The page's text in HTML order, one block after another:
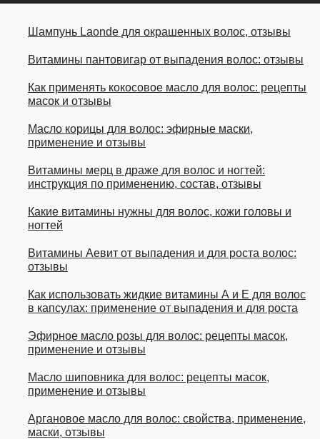
Шампунь Laonde для окрашенных волос, отзывы
Витамины пантовигар от выпадения волос: отзывы
Как применять кокосовое масло для волос: рецепты
масок и отзывы
Масло корицы для волос: эфирные маски,
применение и отзывы
Витамины мерц в драже для волос и ногтей:
инструкция по применению, состав, отзывы
Какие витамины нужны для волос, кожи головы и
ногтей
Витамины Аевит от выпадения и для роста волос:
отзывы
Как использовать жидкие витамины А и Е для волос
в капсулах: применение от выпадения и для роста
Эфирное масло розы для волос: рецепты масок,
применение и отзывы
Масло шиповника для волос: рецепты масок,
применение и отзывы
Аргановое масло для волос: свойства, применение,
маски, отзывы